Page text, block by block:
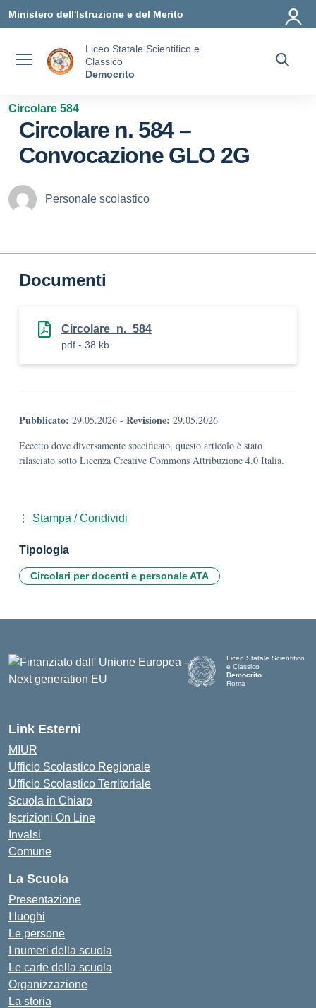
Ministero dell'Istruzione e del Merito
Liceo Statale Scientifico e
Classico
Democrito
Circolare 584
Circolare n. 584 –
Convocazione GLO 2G
Personale scolastico
Documenti
Circolare_n._584
pdf - 38 kb
Pubblicato: 29.05.2026 - Revisione: 29.05.2026
Eccetto dove diversamente specificato, questo articolo è stato
rilasciato sotto Licenza Creative Commons Attribuzione 4.0 Italia.
Stampa / Condividi
Tipologia
Circolari per docenti e personale ATA
Liceo Statale Scientifico
e Classico
Democrito
Roma
Link Esterni
MIUR
Ufficio Scolastico Regionale
Ufficio Scolastico Territoriale
Scuola in Chiaro
Iscrizioni On Line
Invalsi
Comune
La Scuola
Presentazione
I luoghi
Le persone
I numeri della scuola
Le carte della scuola
Organizzazione
La storia